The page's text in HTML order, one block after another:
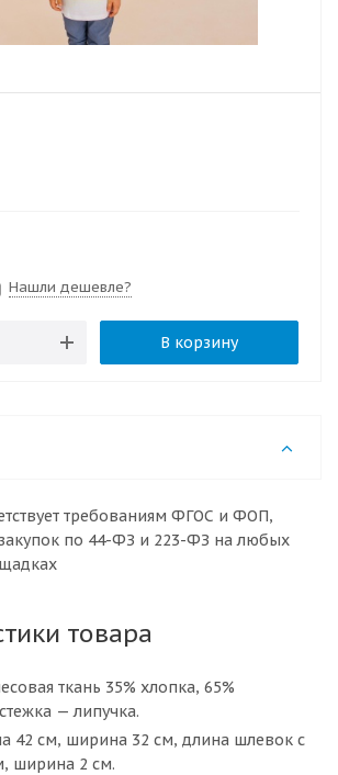
Нашли дешевле?
В корзину
требованиям ФГОС и ФОП,
по 44-ФЗ и 223-ФЗ на любых
товара
ткань 35% хлопка, 65%
— липучка.
42 см, ширина 32 см, длина шлевок с
ширина 2 см.